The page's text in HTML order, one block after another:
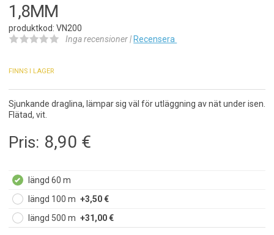
1,8MM
produktkod: VN200
Inga recensioner | Recensera
FINNS I LAGER
Sjunkande draglina, lämpar sig väl för utläggning av nät under isen.
Flätad, vit.
Pris: 8,90 €
längd 60 m
längd 100 m +3,50 €
längd 500 m +31,00 €